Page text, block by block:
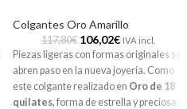
Colgantes Oro Amarillo
117,80€ 106,02€ IVA incl.
Piezas ligeras con formas originales se
abren paso en la nueva joyería. Como
este colgante realizado en Oro de 18
quilates, forma de estrella y preciosa